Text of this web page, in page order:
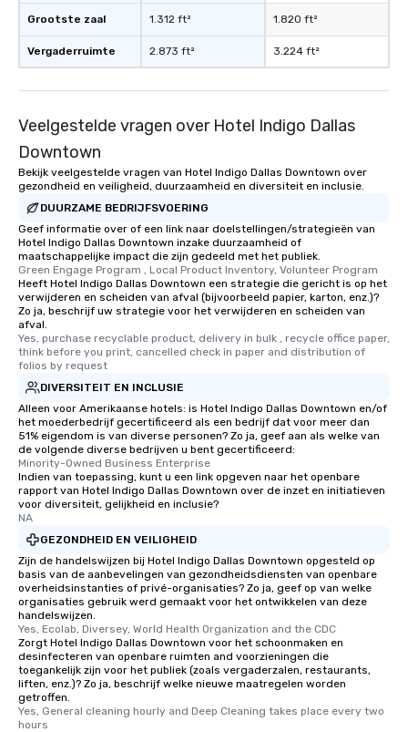
Grootste zaal
Vergaderruimte
1.312 ft²
2.873 ft²
1.820 ft²
3.224 ft²
Veelgestelde vragen over Hotel Indigo Dallas
Downtown
Bekijk veelgestelde vragen van Hotel Indigo Dallas Downtown over
gezondheid en veiligheid, duurzaamheid en diversiteit en inclusie.
DUURZAME BEDRIJFSVOERING
Geef informatie over of een link naar doelstellingen/strategieën van
Hotel Indigo Dallas Downtown inzake duurzaamheid of
maatschappelijke impact die zijn gedeeld met het publiek.
Green Engage Program , Local Product Inventory, Volunteer Program
Heeft Hotel Indigo Dallas Downtown een strategie die gericht is op het
verwijderen en scheiden van afval (bijvoorbeeld papier, karton, enz.)?
Zo ja, beschrijf uw strategie voor het verwijderen en scheiden van
afval.
Yes, purchase recyclable product, delivery in bulk , recycle office paper,
think before you print, cancelled check in paper and distribution of
folios by request
DIVERSITEIT EN INCLUSIE
Alleen voor Amerikaanse hotels: is Hotel Indigo Dallas Downtown en/of
het moederbedrijf gecertificeerd als een bedrijf dat voor meer dan
51% eigendom is van diverse personen? Zo ja, geef aan als welke van
de volgende diverse bedrijven u bent gecertificeerd:
Minority-Owned Business Enterprise
Indien van toepassing, kunt u een link opgeven naar het openbare
rapport van Hotel Indigo Dallas Downtown over de inzet en initiatieven
voor diversiteit, gelijkheid en inclusie?
NA
GEZONDHEID EN VEILIGHEID
Zijn de handelswijzen bij Hotel Indigo Dallas Downtown opgesteld op
basis van de aanbevelingen van gezondheidsdiensten van openbare
overheidsinstanties of privé-organisaties? Zo ja, geef op van welke
organisaties gebruik werd gemaakt voor het ontwikkelen van deze
handelswijzen.
Yes, Ecolab, Diversey, World Health Organization and the CDC
Zorgt Hotel Indigo Dallas Downtown voor het schoonmaken en
desinfecteren van openbare ruimten and voorzieningen die
toegankelijk zijn voor het publiek (zoals vergaderzalen, restaurants,
liften, enz.)? Zo ja, beschrijf welke nieuwe maatregelen worden
getroffen.
Yes, General cleaning hourly and Deep Cleaning takes place every two
hours